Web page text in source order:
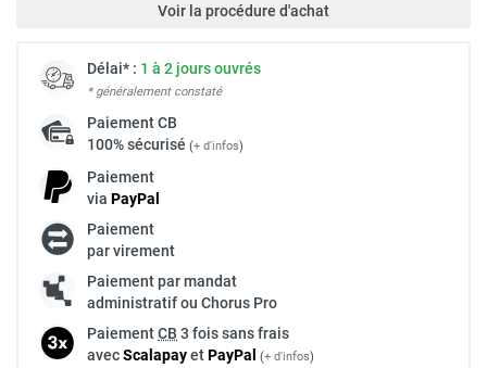
Voir la procédure d'achat
Délai* : 1 à 2 jours ouvrés
* généralement constaté
PaiementCB
100% sécurisé (+ d'infos)
Paiement
via PayPal
Paiement
par virement
Paiement par mandat
administratif ou Chorus Pro
PaiementCB 3 fois sans frais
avecScalapayetPayPal (+ d'infos)